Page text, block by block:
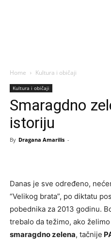
Home Kultura i običaji
Kultura i običaji
Smaragdno
istoriju
By Dragana Amarilis -
Danas je sve određeno,
“Velikog brata”, po diktatu
pobednika za 2013 godinu.
trebalo da težimo, ako
smaragdno zelena, tačnije